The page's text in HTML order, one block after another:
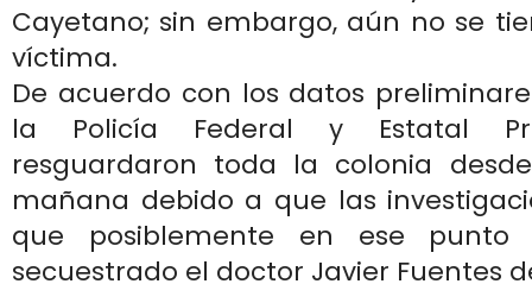
Cayetano; sin embargo, aún no se
víctima.
De acuerdo con los datos
la Policía Federal y Estatal
resguardaron toda la colonia
mañana debido a que las
que posiblemente en ese punto
secuestrado el doctor Javier Fuentes